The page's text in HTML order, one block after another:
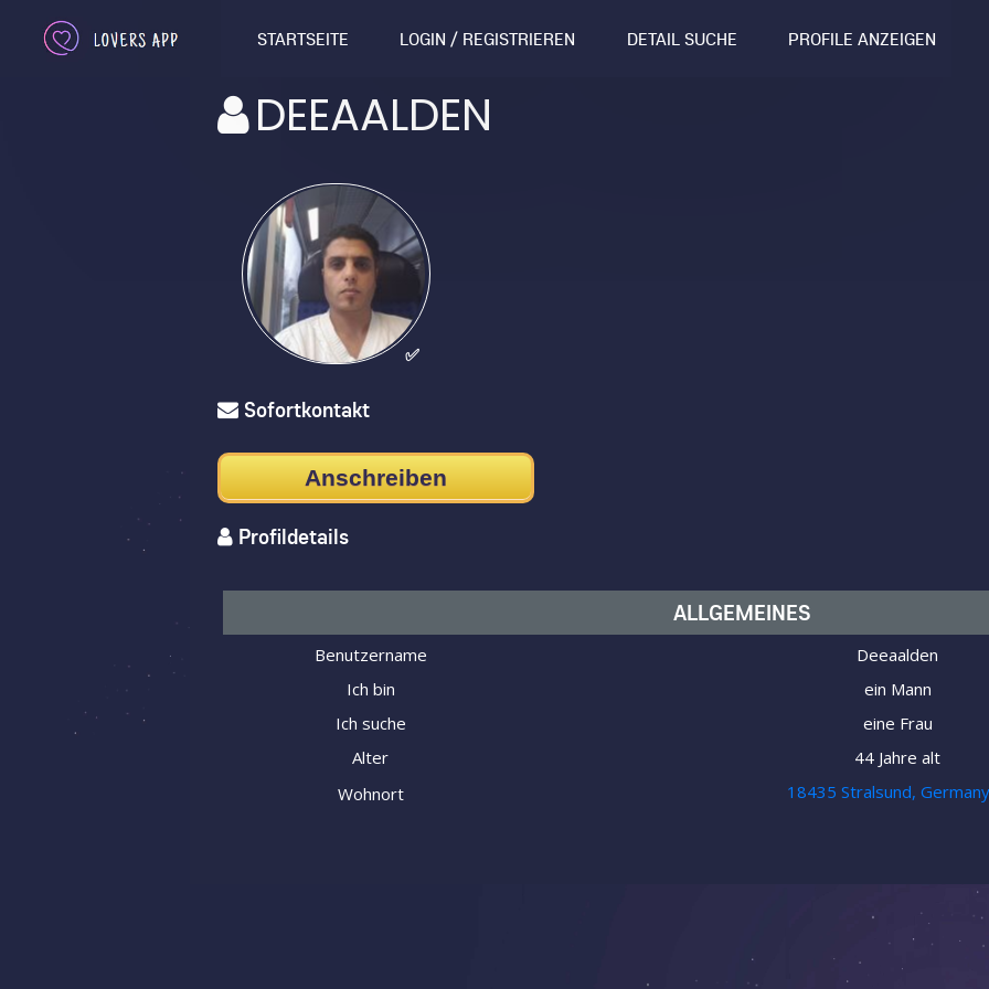
STARTSEITE LOGIN / REGISTRIEREN DETAIL SUCHE PROFILE ANZEIGEN
DEEAALDEN
✅
Sofortkontakt
Anschreiben
Profildetails
ALLGEMEINES
Benutzername
Deeaalden
Ich bin
ein Mann
Ich suche
eine Frau
Alter
44 Jahre alt
Wohnort
18435 Stralsund, Germany